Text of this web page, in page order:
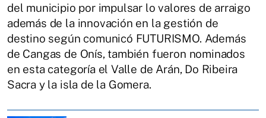
del municipio por impulsar lo valores de arraigo
además de la innovación en la gestión de
destino según comunicó FUTURISMO. Además
de Cangas de Onís, también fueron nominados
en esta categoría el Valle de Arán, Do Ribeira
Sacra y la isla de la Gomera.